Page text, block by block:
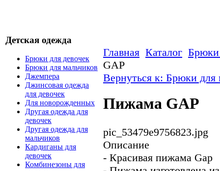
Детская одежда
Брюки для девочек
Брюки для мальчиков
Джемпера
Джинсовая одежда
для девочек
Для новорожденных
Другая одежда для
девочек
Другая одежда для
мальчиков
Кардиганы для
девочек
Комбинезоны для
Главная Каталог Брюки
GAP
Вернуться к: Брюки для
Пижама GAP
pic_53479e9756823.jpg
Описание
- Красивая пижама Gap